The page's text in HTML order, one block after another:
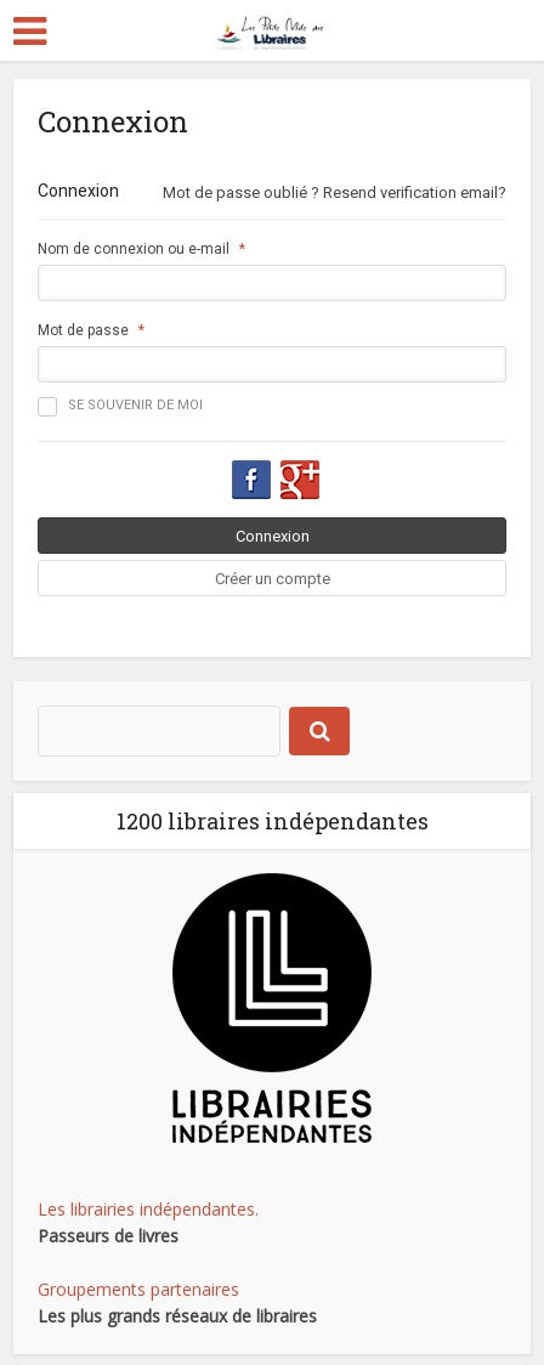
Connexion
Connexion Mot de passe oublié ? Resend verification email?
Nom de connexion ou e-mail *
Mot de passe *
SE SOUVENIR DE MOI
1200 libraires indépendantes
Les librairies indépendantes.
Passeurs de livres
Groupements partenaires
Les plus grands réseaux de libraires